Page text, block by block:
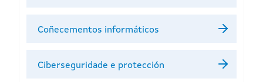
Coñecementos informáticos
Ciberseguridade e protección